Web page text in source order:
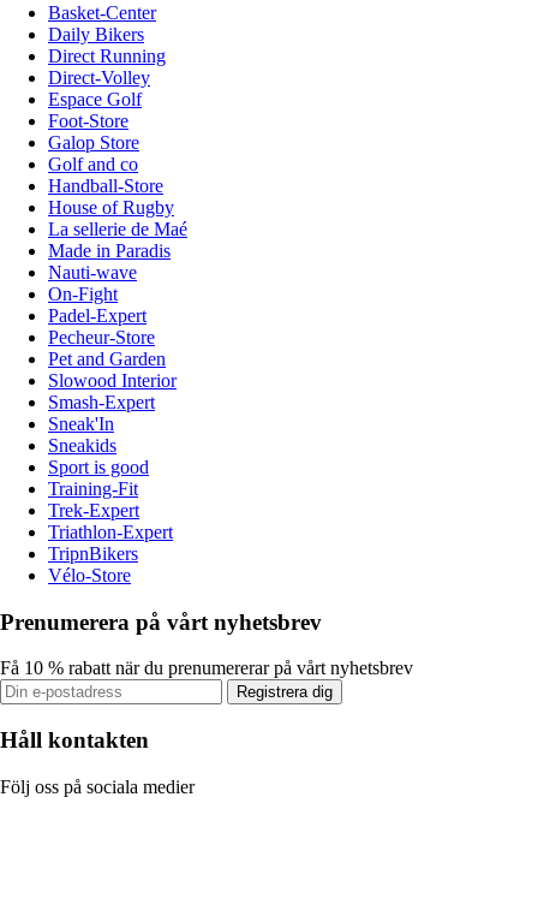
Basket-Center
Daily Bikers
Direct Running
Direct-Volley
Espace Golf
Foot-Store
Galop Store
Golf and co
Handball-Store
House of Rugby
La sellerie de Maé
Made in Paradis
Nauti-wave
On-Fight
Padel-Expert
Pecheur-Store
Pet and Garden
Slowood Interior
Smash-Expert
Sneak'In
Sneakids
Sport is good
Training-Fit
Trek-Expert
Triathlon-Expert
TripnBikers
Vélo-Store
Prenumerera på vårt nyhetsbrev
Få 10 % rabatt när du prenumererar på vårt nyhetsbrev
Registrera dig
Håll kontakten
Följ oss på sociala medier